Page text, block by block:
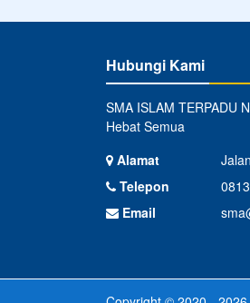
Hubungi Kami
SMA ISLAM TERPADU
Hebat Semua
Alamat
Telepon
Email